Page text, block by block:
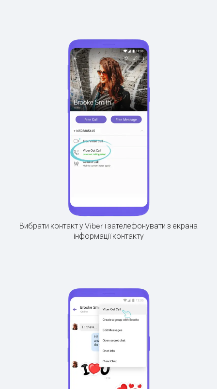
Вибрати контакт у Viber і зателефонувати з екрана
інформації контакту